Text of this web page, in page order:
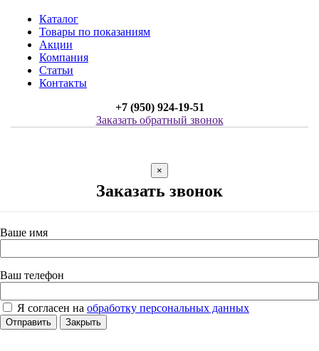
Каталог
Товары по показаниям
Акции
Компания
Статьи
Контакты
+7 (950) 924-19-51
Заказать обратный звонок
×
Заказать звонок
Ваше имя
Ваш телефон
Я согласен на обработку персональных данных
Отправить Закрыть